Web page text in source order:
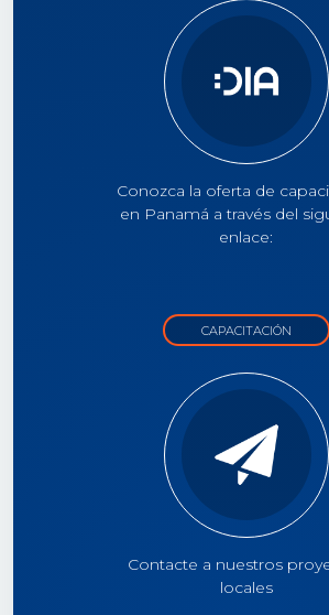
Conozca la oferta de
en Panamá a través del
enlace:
CAPACITACIÓN
Contacte a nuestros
locales